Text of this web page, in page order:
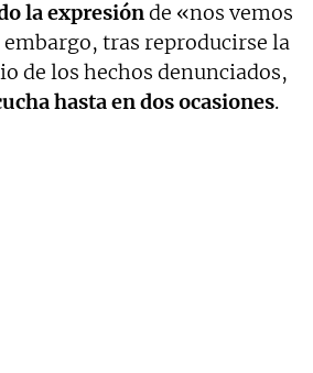
la expresiónde «nos vemos
tras reproducirse la
de los hechos denunciados,
hasta en dos ocasiones.